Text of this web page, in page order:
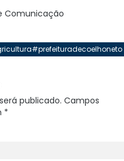
Comunicação
publicado. Campos
*